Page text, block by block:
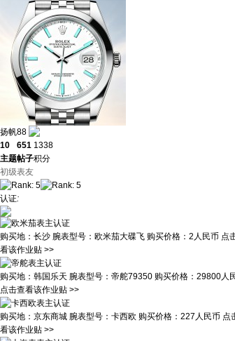
扬帆88
10
主题
651
帖子
1338
积分
初级表友
认证:
购买地： 长沙 腕表型号： 欧米茄大碟飞 购买价格： 2人民币 点
看该作业贴 >>
购买地： 韩国乐天 腕表型号： 帝舵79350 购买价格： 29800人
点击查看该作业贴 >>
购买地： 京东商城 腕表型号： 卡西欧 购买价格： 227人民币 点
看该作业贴 >>